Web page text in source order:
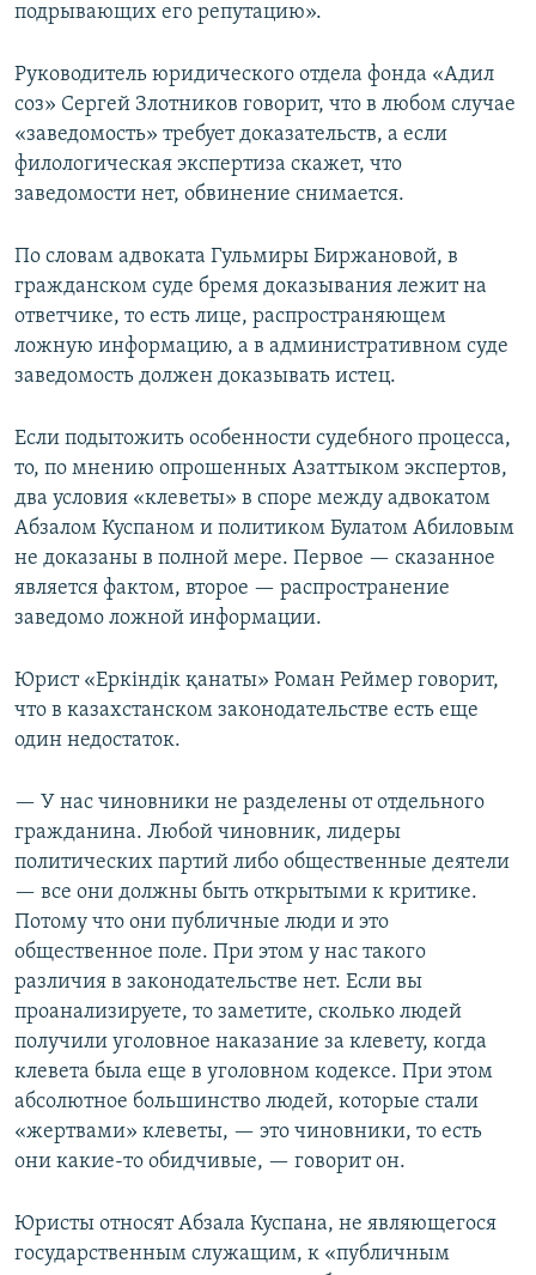
подрывающих его репутацию».
Руководитель юридического отдела фонда «Адил
соз» Сергей Злотников говорит, что в любом случае
«заведомость» требует доказательств, а если
филологическая экспертиза скажет, что
заведомости нет, обвинение снимается.
По словам адвоката Гульмиры Биржановой, в
гражданском суде бремя доказывания лежит на
ответчике, то есть лице, распространяющем
ложную информацию, а в административном суде
заведомость должен доказывать истец.
Если подытожить особенности судебного процесса,
то, по мнению опрошенных Азаттыком экспертов,
два условия «клеветы» в споре между адвокатом
Абзалом Куспаном и политиком Булатом Абиловым
не доказаны в полной мере. Первое — сказанное
является фактом, второе — распространение
заведомо ложной информации.
Юрист «Еркіндік қанаты» Роман Реймер говорит,
что в казахстанском законодательстве есть еще
один недостаток.
— У нас чиновники не разделены от отдельного
гражданина. Любой чиновник, лидеры
политических партий либо общественные деятели
— все они должны быть открытыми к критике.
Потому что они публичные люди и это
общественное поле. При этом у нас такого
различия в законодательстве нет. Если вы
проанализируете, то заметите, сколько людей
получили уголовное наказание за клевету, когда
клевета была еще в уголовном кодексе. При этом
абсолютное большинство людей, которые стали
«жертвами» клеветы, — это чиновники, то есть
они какие-то обидчивые, — говорит он.
Юристы относят Абзала Куспана, не являющегося
государственным служащим, к «публичным